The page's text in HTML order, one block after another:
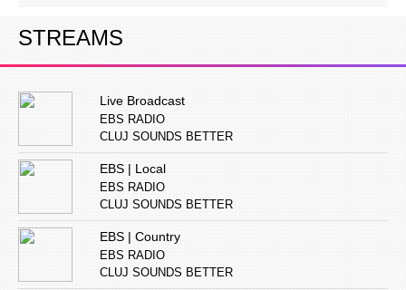
STREAMS
Live Broadcast
EBS RADIO
CLUJ SOUNDS BETTER
EBS | Local
EBS RADIO
CLUJ SOUNDS BETTER
EBS | Country
EBS RADIO
CLUJ SOUNDS BETTER